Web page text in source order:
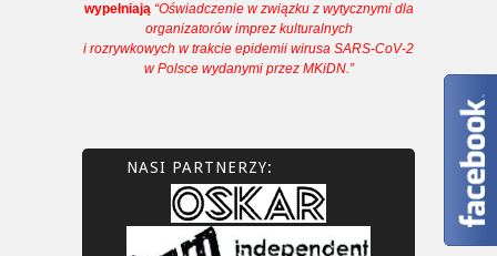
wypełniają “Oświadczenie w związku z wytycznymi dla
organizatorów imprez kulturalnych
i rozrywkowych w trakcie epidemii wirusa SARS-CoV-2
w Polsce wydanymi przez MKiDN.”
NASI PARTNERZY: